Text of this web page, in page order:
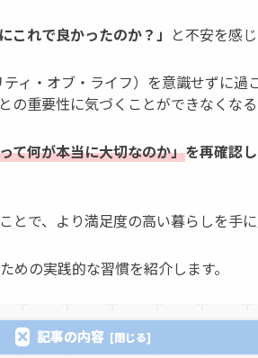
これで良かったのか？」 と不安を感
ィ・オブ・ライフ）を意識せずに過
の重要性に気づくことができなくなる
て何が本当に大切なのか」を再確認
とで、より満足度の高い暮らしを手に
めの実践的な習慣を紹介します。
記事の内容